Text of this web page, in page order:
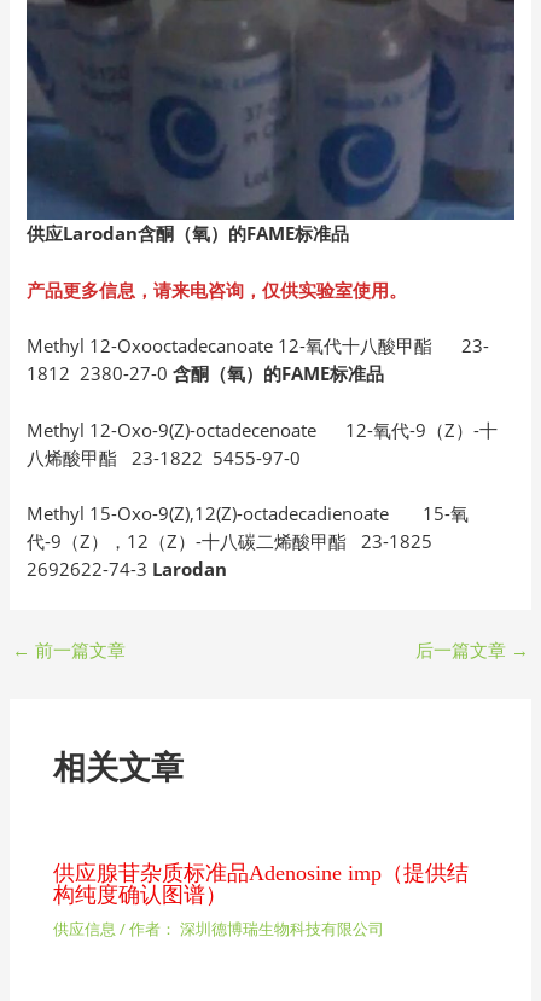
供应Larodan含酮（氧）的FAME标准品
产品更多信息，请来电咨询，仅供实验室使用。
Methyl 12-Oxooctadecanoate 12-氧代十八酸甲酯 23-
1812 2380-27-0含酮（氧）的FAME标准品
Methyl 12-Oxo-9(Z)-octadecenoate 12-氧代-9（Z）-十
八烯酸甲酯 23-1822 5455-97-0
Methyl 15-Oxo-9(Z),12(Z)-octadecadienoate 15-氧
代-9（Z），12（Z）-十八碳二烯酸甲酯 23-1825
2692622-74-3 Larodan
← 前一篇文章 后一篇文章 →
相关文章
供应腺苷杂质标准品Adenosine imp（提供结
构纯度确认图谱）
供应信息 / 作者： 深圳德博瑞生物科技有限公司